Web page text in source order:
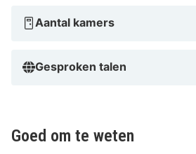
Aantal kamers
Gesproken talen
Goed om te weten